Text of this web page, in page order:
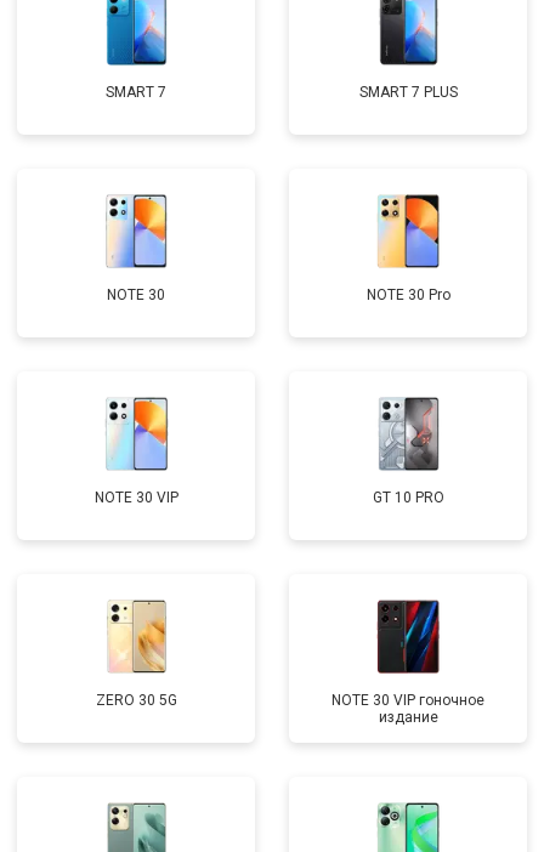
SMART 7 SMART 7 PLUS
NOTE 30 NOTE 30 Pro
NOTE 30 VIP GT 10 PRO
ZERO 30 5G
NOTE 30 VIP гоночное
издание